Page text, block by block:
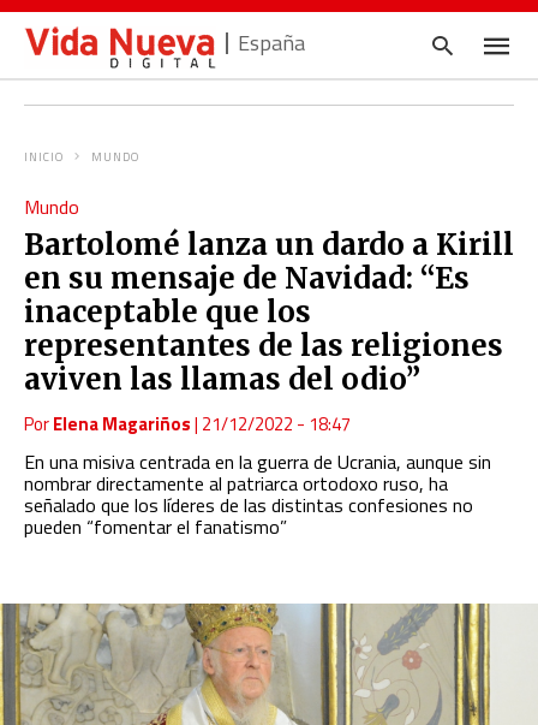
España
y
INICIO MUNDO
Mundo
Bartolomé lanza un dardo a Kirill
en su mensaje de Navidad: “Es
inaceptable que los
representantes de las religiones
aviven las llamas del odio”
PorElena Magariños| 21/12/2022 - 18:47
En una misiva centrada en la guerra de Ucrania, aunque sin
nombrar directamente al patriarca ortodoxo ruso, ha
señalado que los líderes de las distintas confesiones no
pueden “fomentar el fanatismo”